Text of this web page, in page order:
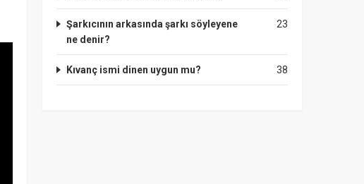
23
Şarkıcının arkasında şarkı söyleyene
ne denir?
38
Kıvanç ismi dinen uygun mu?